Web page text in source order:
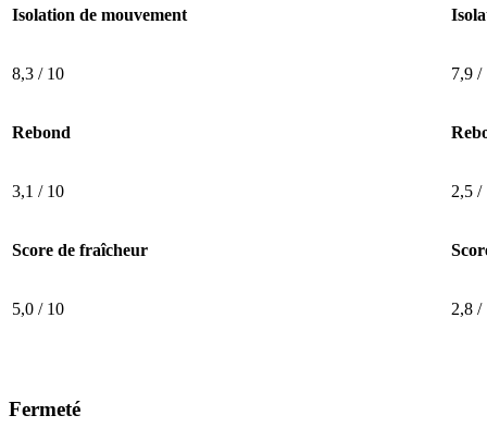
Isolation de mouvement
8,3 / 10 7,9 /
Rebond
3,1 / 10 2,5 /
Score de fraîcheur
5,0 / 10 2,8 /
Fermeté